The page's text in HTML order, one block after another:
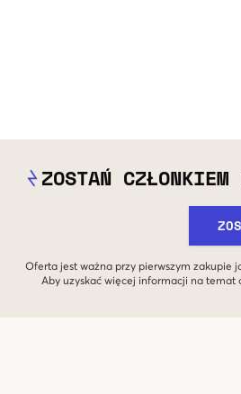
ZOSTAŃ
Oferta jest ważna przy pierwszym zakupie
Aby uzyskać więcej informacji na temat